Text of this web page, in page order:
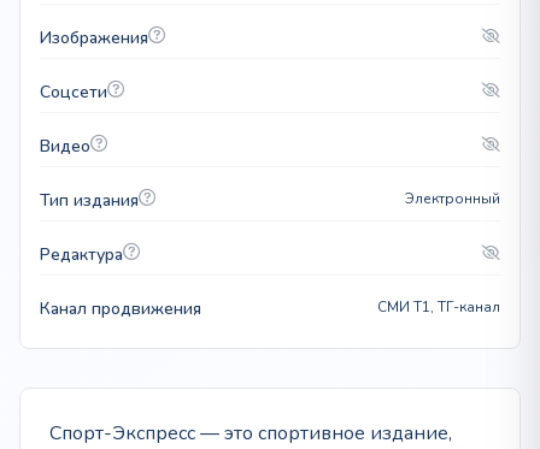
Изображения
Соцсети
Видео
Тип издания Электронный
Редактура
Канал продвижения СМИ T1, ТГ-канал
Спорт-Экспресс — это спортивное издание,